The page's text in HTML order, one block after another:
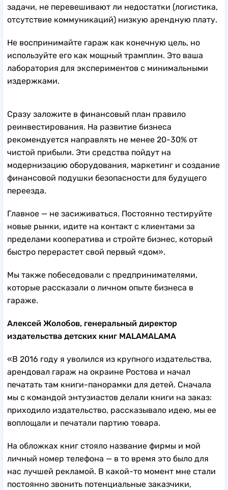
задачи, не перевешивают ли недостатки (логистика,
отсутствие коммуникаций) низкую арендную плату.
Не воспринимайте гараж как конечную цель, но
используйте его как мощный трамплин. Это ваша
лаборатория для экспериментов с минимальными
издержками.
Сразу заложите в финансовый план правило
реинвестирования. На развитие бизнеса
рекомендуется направлять не менее 20-30% от
чистой прибыли. Эти средства пойдут на
модернизацию оборудования, маркетинг и создание
финансовой подушки безопасности для будущего
переезда.
Главное — не засиживаться. Постоянно тестируйте
новые рынки, идите на контакт с клиентами за
пределами кооператива и стройте бизнес, который
быстро перерастет свой первый «дом».
Мы также побеседовали с предпринимателями,
которые рассказали о личном опыте бизнеса в
гараже.
Алексей Жолобов, генеральный директор
издательства детских книг MALAMALAMA
«В 2016 году я уволился из крупного издательства,
арендовал гараж на окраине Ростова и начал
печатать там книги-панорамки для детей. Сначала
мы с командой энтузиастов делали книги на заказ:
приходило издательство, рассказывало идею, мы ее
воплощали и печатали партию товара.
На обложках книг стояло название фирмы и мой
личный номер телефона — в то время это было для
нас лучшей рекламой. В какой-то момент мне стали
постоянно звонить потенциальные заказчики,